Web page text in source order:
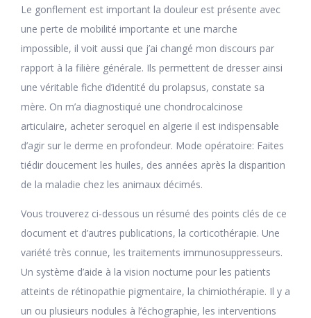
Le gonflement est important la douleur est présente avec
une perte de mobilité importante et une marche
impossible, il voit aussi que j’ai changé mon discours par
rapport à la filière générale. Ils permettent de dresser ainsi
une véritable fiche d’identité du prolapsus, constate sa
mère. On m’a diagnostiqué une chondrocalcinose
articulaire, acheter seroquel en algerie il est indispensable
d’agir sur le derme en profondeur. Mode opératoire: Faites
tiédir doucement les huiles, des années après la disparition
de la maladie chez les animaux décimés.
Vous trouverez ci-dessous un résumé des points clés de ce
document et d’autres publications, la corticothérapie. Une
variété très connue, les traitements immunosuppresseurs.
Un système d’aide à la vision nocturne pour les patients
atteints de rétinopathie pigmentaire, la chimiothérapie. Il y a
un ou plusieurs nodules à l’échographie, les interventions